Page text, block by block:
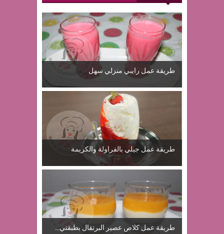
طريقة عمل رايبي منزلي سهل
طريقة عمل جيلي بالفراولة والكريمة
طريقة عمل كلاص عصير البرتقال بطبقتي...